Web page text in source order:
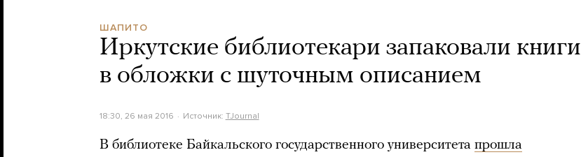
ШАПИТО
Иркутские библиотекари запаковали книги
в обложки с шуточным описанием
18:30, 26 мая 2016 Источник: TJournal
В библиотеке Байкальского государственного университета прошла